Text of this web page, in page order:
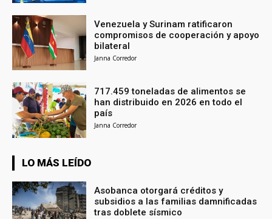
Venezuela y Surinam ratificaron
compromisos de cooperación y apoyo
bilateral
Janna Corredor
717.459 toneladas de alimentos se
han distribuido en 2026 en todo el
país
Janna Corredor
LO MÁS LEÍDO
Asobanca otorgará créditos y
subsidios a las familias damnificadas
tras doblete sísmico